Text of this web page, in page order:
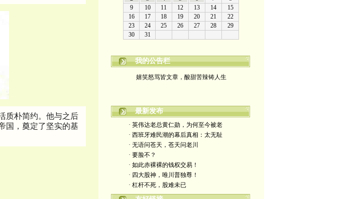
质朴简约。他与之后
国，奠定了坚实的基
我的公告栏
最新发布
· 英伟达老总黄仁勋，为何至今被老
· 西班牙难民潮的幕后真相：太无耻
· 无语问苍天，苍天问老川
· 要脸不？
· 如此赤裸裸的钱权交易！
· 四大股神，唯川普独尊！
· 杠杆不死，股难未已